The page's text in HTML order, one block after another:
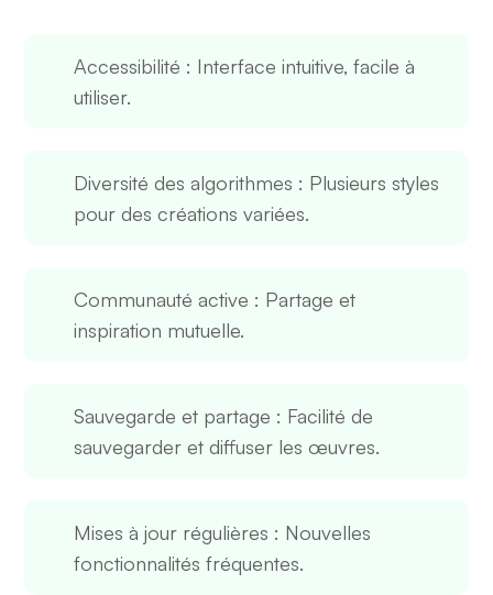
Accessibilité : Interface intuitive, facile à
utiliser.
Diversité des algorithmes : Plusieurs styles
pour des créations variées.
Communauté active : Partage et
inspiration mutuelle.
Sauvegarde et partage : Facilité de
sauvegarder et diffuser les œuvres.
Mises à jour régulières : Nouvelles
fonctionnalités fréquentes.